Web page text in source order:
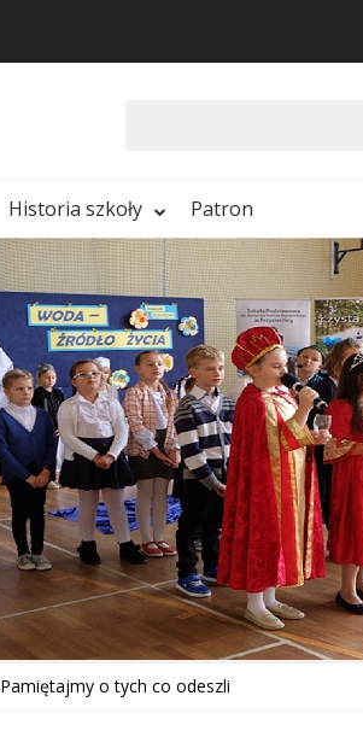
Historia szkoły Patron
Pamiętajmy o tych co odeszli